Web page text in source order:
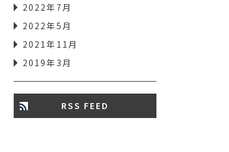
2022年7月
2022年5月
2021年11月
2019年3月
RSS FEED